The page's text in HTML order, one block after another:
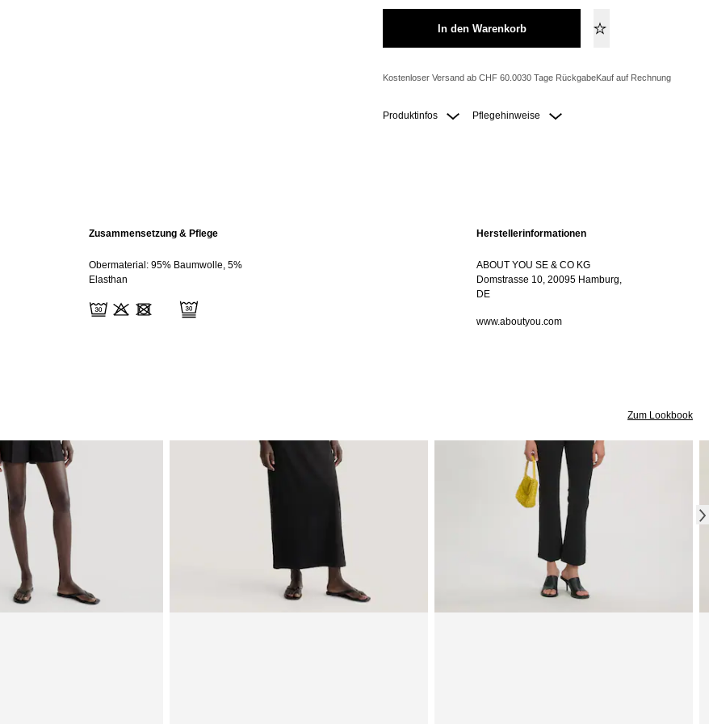
In den Warenkorb
Kostenloser Versand ab CHF 60.0030 Tage RückgabeKauf auf Rechnung
Produktinfos Pflegehinweise
Zusammensetzung & Pflege
Obermaterial: 95% Baumwolle, 5%
Elasthan
Herstellerinformationen
ABOUT YOU SE & CO KG
Domstrasse 10, 20095 Hamburg,
DE
www.aboutyou.com
Zum Lookbook